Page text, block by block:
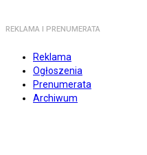
REKLAMA I PRENUMERATA
Reklama
Ogłoszenia
Prenumerata
Archiwum